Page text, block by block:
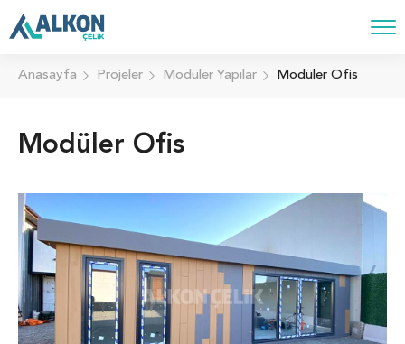
Anasayfa Projeler Modüler Yapılar Modüler Ofis
Modüler Ofis